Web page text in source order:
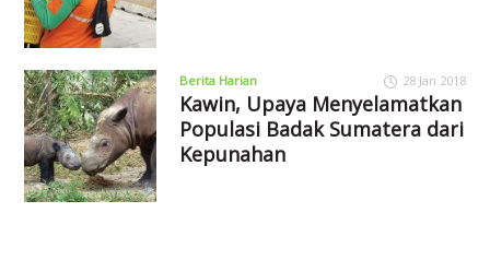
Berita Harian 28 Jan 2018
Kawin, Upaya Menyelamatkan
Populasi Badak Sumatera dari
Kepunahan